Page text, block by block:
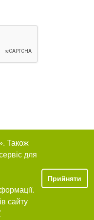
Також
для
сайту
Прийняти